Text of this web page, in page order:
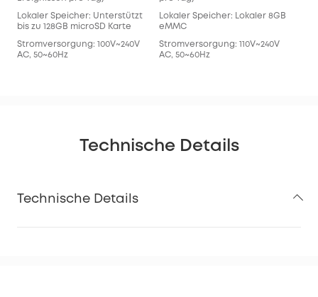
Lokaler Speicher: Unterstützt
bis zu 128GB microSD Karte
Stromversorgung: 100V~240V
AC, 50~60Hz
Lokaler Speicher: Lokaler 8GB
eMMC
Stromversorgung: 110V~240V
AC, 50~60Hz
Technische Details
Technische Details